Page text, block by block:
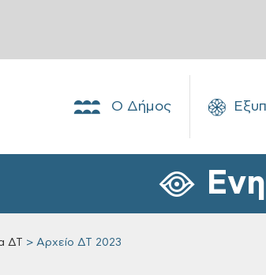
Ο Δήμος
ΔΤ Αρχείο ΔΤ 2023